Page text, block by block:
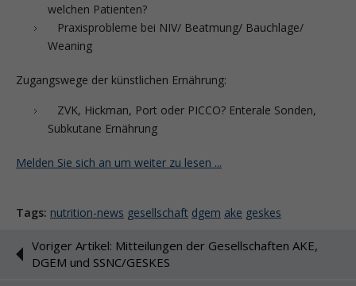
welchen Patienten?
Praxisprobleme bei NIV/ Beatmung/ Bauchlage/
Weaning
Zugangswege der künstlichen Ernährung:
ZVK, Hickman, Port oder PICCO? Enterale Sonden,
Subkutane Ernährung
Melden Sie sich an um weiter zu lesen ...
Tags: nutrition-news gesellschaft dgem ake geskes
Voriger Artikel: Mitteilungen der Gesellschaften AKE,
DGEM und SSNC/GESKES